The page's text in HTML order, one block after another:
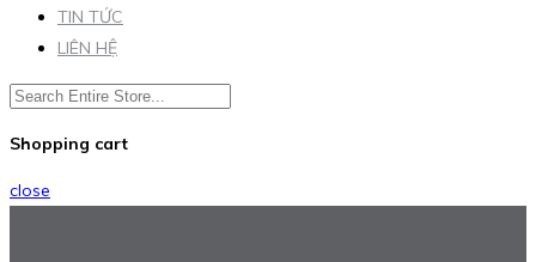
TIN TỨC
LIÊN HỆ
Shopping cart
close